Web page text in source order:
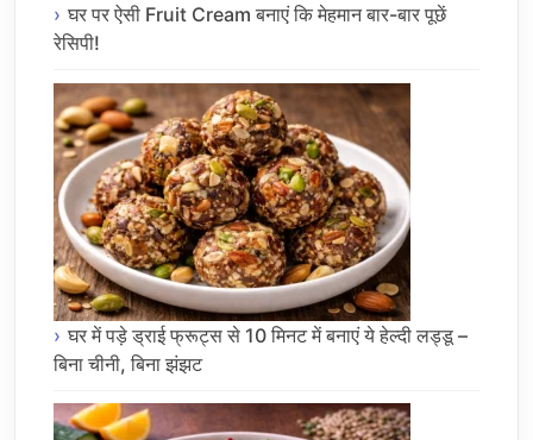
घर पर ऐसी Fruit Cream बनाएं कि मेहमान बार-बार पूछें
रेसिपी!
घर में पड़े ड्राई फ्रूट्स से 10 मिनट में बनाएं ये हेल्दी लड्डू –
बिना चीनी, बिना झंझट